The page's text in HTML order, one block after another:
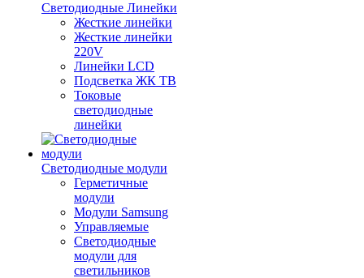
Светодиодные Линейки
Жесткие линейки
Жесткие линейки
220V
Линейки LCD
Подсветка ЖК ТВ
Токовые
светодиодные
линейки
Светодиодные модули
Герметичные
модули
Модули Samsung
Управляемые
Светодиодные
модули для
светильников